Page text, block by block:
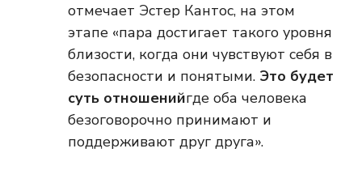
отмечает Эстер Кантос, на этом
этапе «пара достигает такого уровня
близости, когда они чувствуют себя в
безопасности и понятыми. Это будет
суть отношенийгде оба человека
безоговорочно принимают и
поддерживают друг друга».